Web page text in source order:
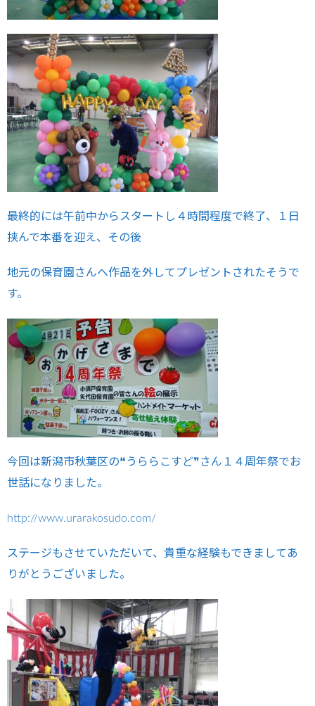
最終的には午前中からスタートし４時間程度で終了、１日
挟んで本番を迎え、その後
地元の保育園さんへ作品を外してプレゼントされたそうで
す。
今回は新潟市秋葉区の❝うららこすど❞さん１４周年祭でお
世話になりました。
http://www.urarakosudo.com/
ステージもさせていただいて、貴重な経験もできましてあ
りがとうございました。